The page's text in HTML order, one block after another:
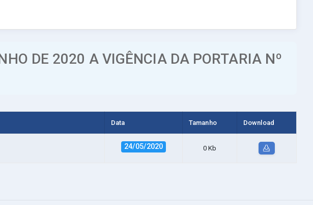
DE 2020 A VIGÊNCIA DA PORTARIA Nº
Data Tamanho Download
24/05/2020 0 Kb